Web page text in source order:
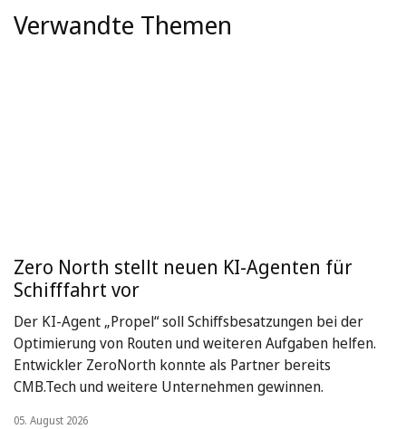
Verwandte Themen
Zero North stellt neuen KI-Agenten für
Schifffahrt vor
Der KI-Agent „Propel“ soll Schiffsbesatzungen bei der
Optimierung von Routen und weiteren Aufgaben helfen.
Entwickler ZeroNorth konnte als Partner bereits
CMB.Tech und weitere Unternehmen gewinnen.
05. August 2026